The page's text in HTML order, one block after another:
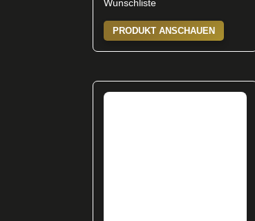
Wunschliste
PRODUKT ANSCHAUEN